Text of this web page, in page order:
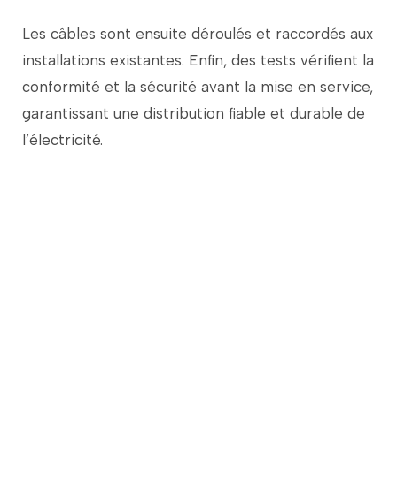
Les câbles sont ensuite déroulés et raccordés aux
installations existantes. Enfin, des tests vérifient la
conformité et la sécurité avant la mise en service,
garantissant une distribution fiable et durable de
l’électricité.